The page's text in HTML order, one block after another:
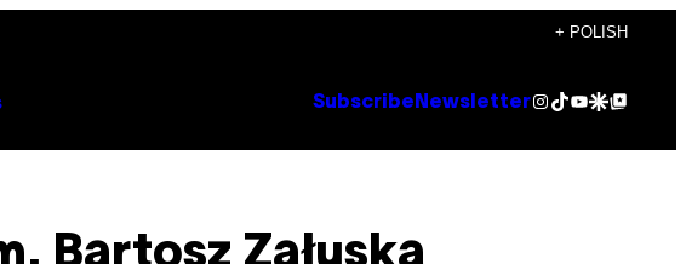
+ POLISH
Subscribe NewsletterInstagram
TikTok
YouTube
Google Discover
Google Top Posts
Bartosz Załuska